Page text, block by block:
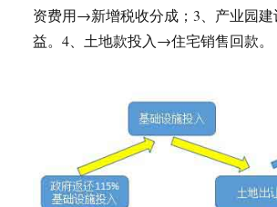
资费用→新增税收分成；3、产业园
益。4、土地款投入→住宅销售回款。